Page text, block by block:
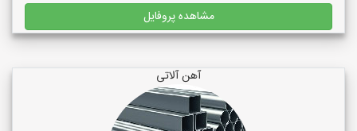
مشاهده پروفایل
آهن آلاتی